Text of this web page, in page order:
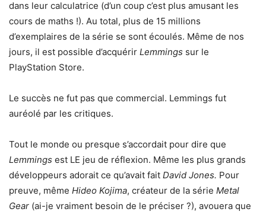
dans leur calculatrice (d’un coup c’est plus amusant les
cours de maths !). Au total, plus de 15 millions
d’exemplaires de la série se sont écoulés. Même de nos
jours, il est possible d’acquérir Lemmings sur le
PlayStation Store.
Le succès ne fut pas que commercial. Lemmings fut
auréolé par les critiques.
Tout le monde ou presque s’accordait pour dire que
Lemmings est LE jeu de réflexion. Même les plus grands
développeurs adorait ce qu’avait fait David Jones. Pour
preuve, même Hideo Kojima, créateur de la série Metal
Gear (ai-je vraiment besoin de le préciser ?), avouera que